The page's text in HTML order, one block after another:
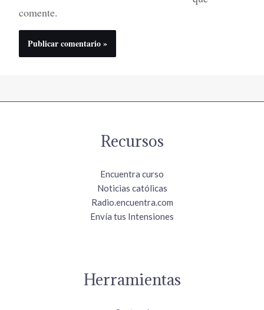
comente.
Recursos
Encuentra curso
Noticias católicas
Radio.encuentra.com
Envía tus Intensiones
Herramientas